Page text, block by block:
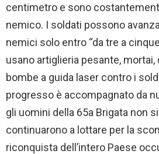
centimetro e sono
nemico. I soldati possono
nemici solo entro “da tre a
usano artiglieria pesante, mortai,
bombe a guida laser contro i
progresso è accompagnato da
gli uomini della 65a Brigata non
continuarono a lottare per la
riconquista dell’intero Paese